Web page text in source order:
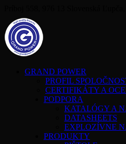
GRAND POWER
PROFIL
CERTIFIKÁTY A
PODPORA
KATALÓGY A
DATASHEETS
EXPLOZÍVNE
PRODUKTY